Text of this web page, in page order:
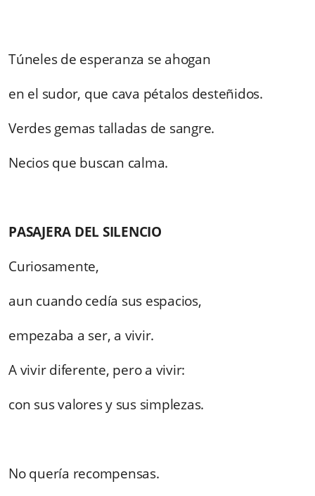
Túneles de esperanza se ahogan
en el sudor, que cava pétalos desteñidos.
Verdes gemas talladas de sangre.
Necios que buscan calma.
PASAJERA DEL SILENCIO
Curiosamente,
aun cuando cedía sus espacios,
empezaba a ser, a vivir.
A vivir diferente, pero a vivir:
con sus valores y sus simplezas.
No quería recompensas.